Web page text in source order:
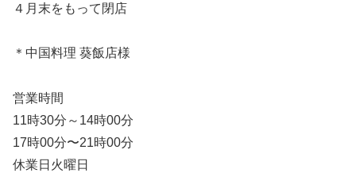
４月末をもって閉店
＊中国料理 葵飯店様
営業時間
11時30分～14時00分
17時00分〜21時00分
休業日火曜日